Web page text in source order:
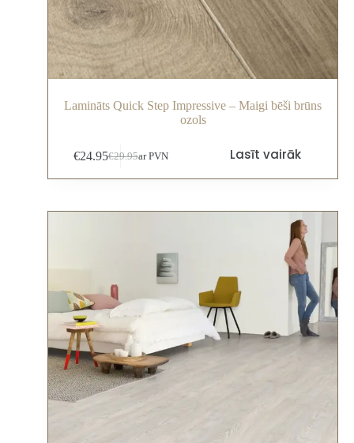
Lamināts Quick Step Impressive – Maigi bēši brūns
ozols
€29.95
€24.95 ar PVN Lasīt vairāk